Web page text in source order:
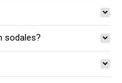
sodales?